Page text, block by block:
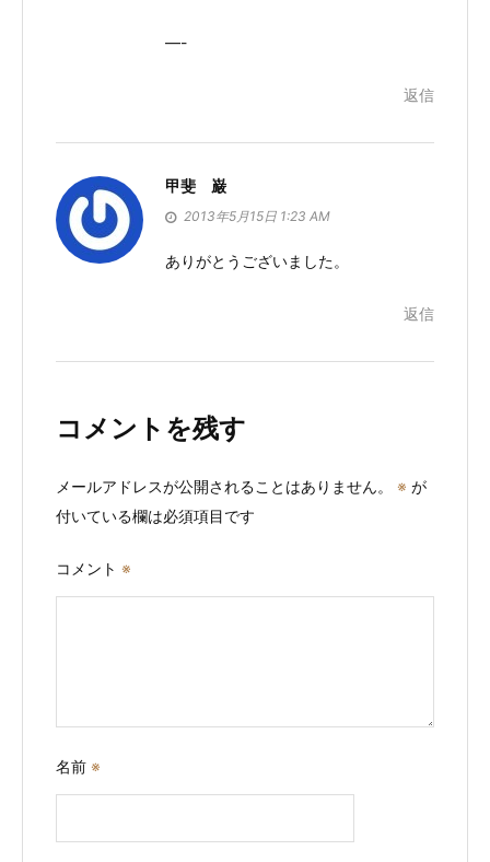
—-
返信
甲斐 巌
2013年5月15日 1:23 AM
ありがとうございました。
返信
コメントを残す
メールアドレスが公開されることはありません。 ※ が
付いている欄は必須項目です
コメント ※
名前 ※